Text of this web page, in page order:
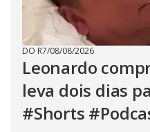
DO R7/08/08/2026
Leonardo
leva dois dias
#Shorts